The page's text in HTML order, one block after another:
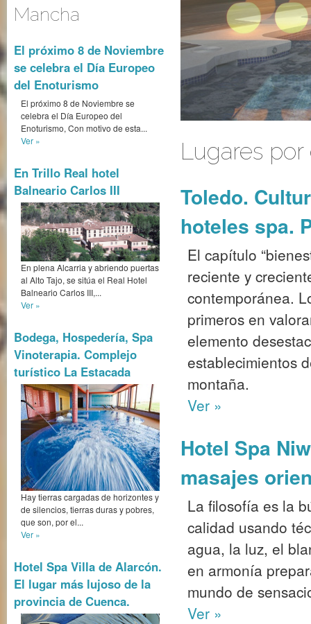
Mancha
El próximo 8 de Noviembre
se celebra el Día Europeo
del Enoturismo
El próximo 8 de Noviembre se
celebra el Día Europeo del
Enoturismo, Con motivo de esta...
Ver »
En Trillo Real hotel
Balneario Carlos III
En plena Alcarria y abriendo puertas
al Alto Tajo, se sitúa el Real Hotel
Balneario Carlos III,...
Ver »
Bodega, Hospedería, Spa
Vinoterapia. Complejo
turístico La Estacada
Hay tierras cargadas de horizontes y
de silencios, tierras duras y pobres,
que son, por el...
Ver »
Hotel Spa Villa de Alarcón.
El lugar más lujoso de la
provincia de Cuenca.
Lugares
Toledo.
hoteles spa.
El capítulo
reciente y
contemporánea.
primeros en
elemento
establecimientos
montaña.
Ver »
Hotel Spa
masajes
La filosofía es la
calidad usando
agua, la luz, el
en armonía
mundo de
Ver »